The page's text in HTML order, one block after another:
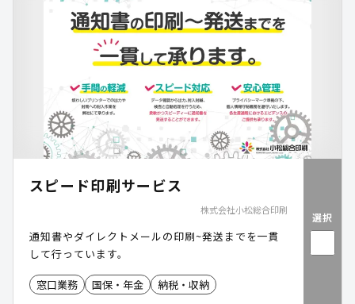
スピード印刷サービス
株式会社小松総合印刷
通知書やダイレクトメールの印刷~発送までを一貫
して行っています。
窓口業務 国保・年金 納税・収納
選択